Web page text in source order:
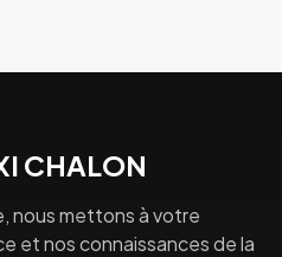
CHALON
nous mettons à votre
et nos connaissances de la